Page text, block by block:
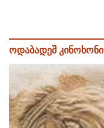
ოდაბადეშ კინოხონი